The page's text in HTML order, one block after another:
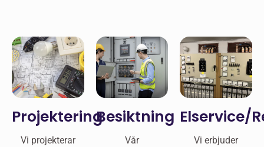
Projektering
Vi projekterar
Besiktning
Vår
Elservice/
Vi erbjuder